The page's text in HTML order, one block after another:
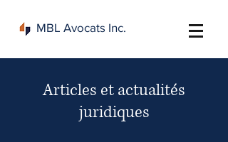
MBL Avocats Inc.
Articles et actualités
juridiques